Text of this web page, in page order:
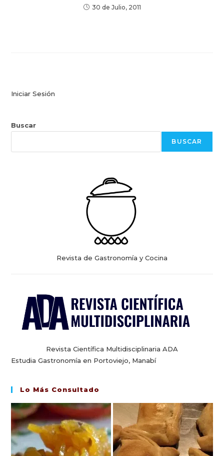
30 de Julio, 2011
Iniciar Sesión
Buscar
BUSCAR
Revista de Gastronomía y Cocina
Revista Científica Multidisciplinaria ADA
Estudia Gastronomía en Portoviejo, Manabí
Lo Más Consultado